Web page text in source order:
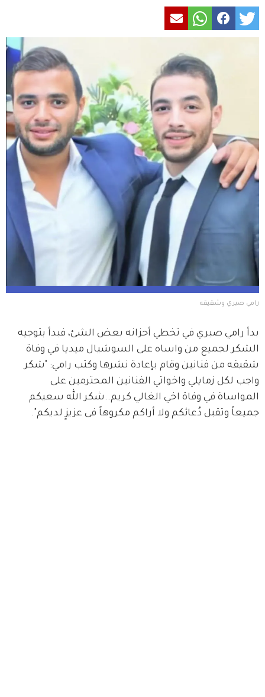
رامي صبري وشقيقه
بدأ رامي صبري في تخطي أحزانه بعض الشئ، فبدأ بتوجيه
الشكر لجميع من واساه على السوشيال ميديا في وفاة
شقيقه من فنانين وقام بإعادة نشرها وكتب رامي: "شكر
واجب لكل زمايلي واخواتي الفنانين المحترمين على
المواساة في وفاة اخي الغالي كريم..شكر الله سعيكم
جميعاً وتقبل دُعائكم ولا أراكم مكروهاً فى عزيزٍ لديكم".